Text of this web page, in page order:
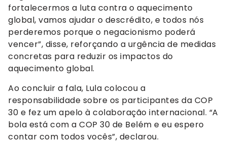
fortalecermos a luta contra o aquecimento
global, vamos ajudar o descrédito, e todos nós
perderemos porque o negacionismo poderá
vencer”, disse, reforçando a urgência de medidas
concretas para reduzir os impactos do
aquecimento global.
Ao concluir a fala, Lula colocou a
responsabilidade sobre os participantes da COP
30 e fez um apelo à colaboração internacional. “A
bola está com a COP 30 de Belém e eu espero
contar com todos vocês”, declarou.